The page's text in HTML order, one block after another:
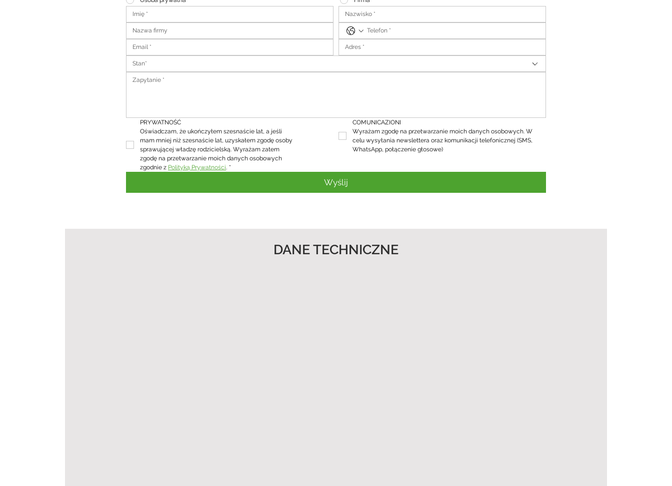
Stan*
PRYWATNOŚĆ
Oświadczam, że ukończyłem szesnaście lat, a jeśli
mam mniej niż szesnaście lat, uzyskałem zgodę osoby
sprawującej władzę rodzicielską. Wyrażam zatem
zgodę na przetwarzanie moich danych osobowych
zgodnie z Polityką Prywatności. *
COMUNICAZIONI
Wyrażam zgodę na przetwarzanie moich danych osobowych. W
celu wysyłania newslettera oraz komunikacji telefonicznej (SMS,
WhatsApp, połączenie głosowe)
Wyślij
DANE TECHNICZNE